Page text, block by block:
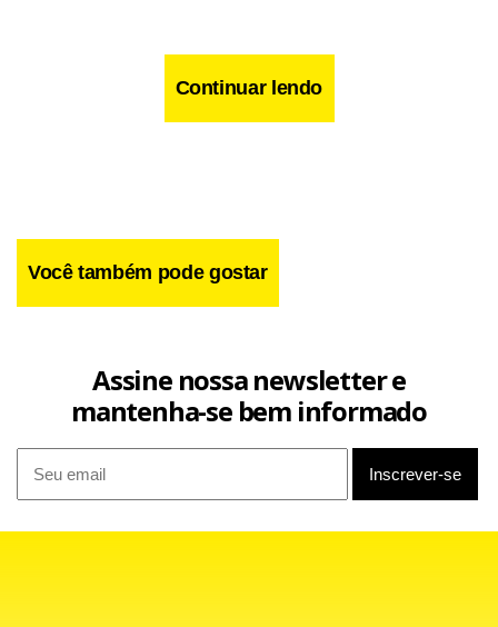
Dirigida aos militantes e simpatizantes do PSDB, a carta,
publicada no site do partido em 7 de setembro, cobrou
Continuar lendo
Você também pode gostar
Assine nossa newsletter e
mantenha-se bem informado